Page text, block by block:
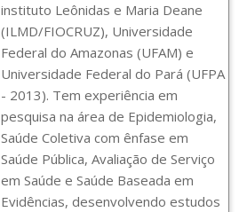
instituto Leônidas e Maria Deane
(ILMD/FIOCRUZ), Universidade
Federal do Amazonas (UFAM) e
Universidade Federal do Pará (UFPA
- 2013). Tem experiência em
pesquisa na área de Epidemiologia,
Saúde Coletiva com ênfase em
Saúde Pública, Avaliação de Serviço
em Saúde e Saúde Baseada em
Evidências, desenvolvendo estudos